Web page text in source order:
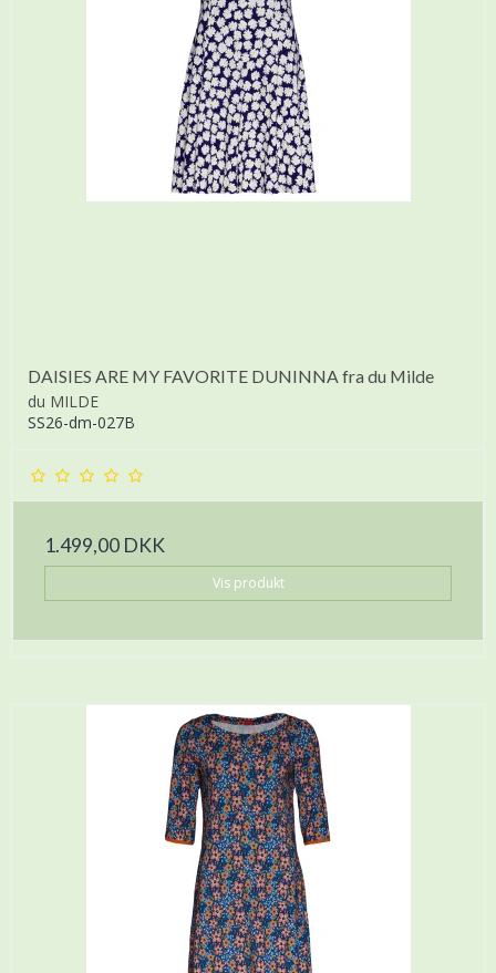
DAISIES ARE MY FAVORITE DUNINNA fra du Milde
du MILDE
SS26-dm-027B
1.499,00 DKK
Vis produkt